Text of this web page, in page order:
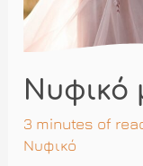
Νυφικό
3 minutes of
Νυφικό